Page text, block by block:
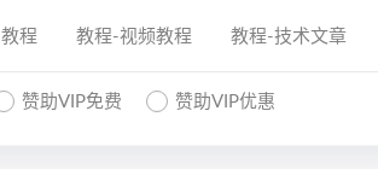
教程 教程-视频教程 教程-技术文章
赞助VIP免费 赞助VIP优惠